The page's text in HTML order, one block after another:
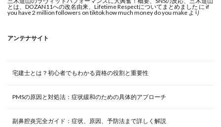
とは、DOZAN11への改名由来、Lifetime Respectについてまとめました に if
you have 2 million followers on tiktok how much money do you make より
アンテナサイト
宅建士とは？初心者でもわかる資格の役割と重要性
PMSの原因と対処法：症状緩和のための具体的アプローチ
副鼻腔炎完全ガイド：症状、原因、予防法まで詳しく解説